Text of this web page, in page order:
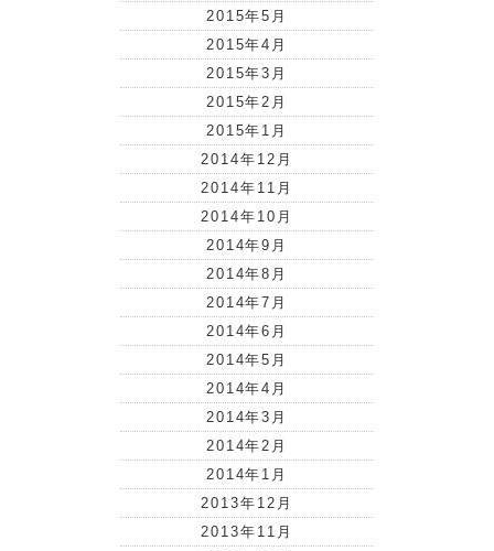
2015年5月
2015年4月
2015年3月
2015年2月
2015年1月
2014年12月
2014年11月
2014年10月
2014年9月
2014年8月
2014年7月
2014年6月
2014年5月
2014年4月
2014年3月
2014年2月
2014年1月
2013年12月
2013年11月